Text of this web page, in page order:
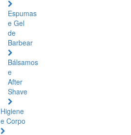
Espumas
e Gel
de
Barbear
Bálsamos
e
After
Shave
Higiene
e Corpo